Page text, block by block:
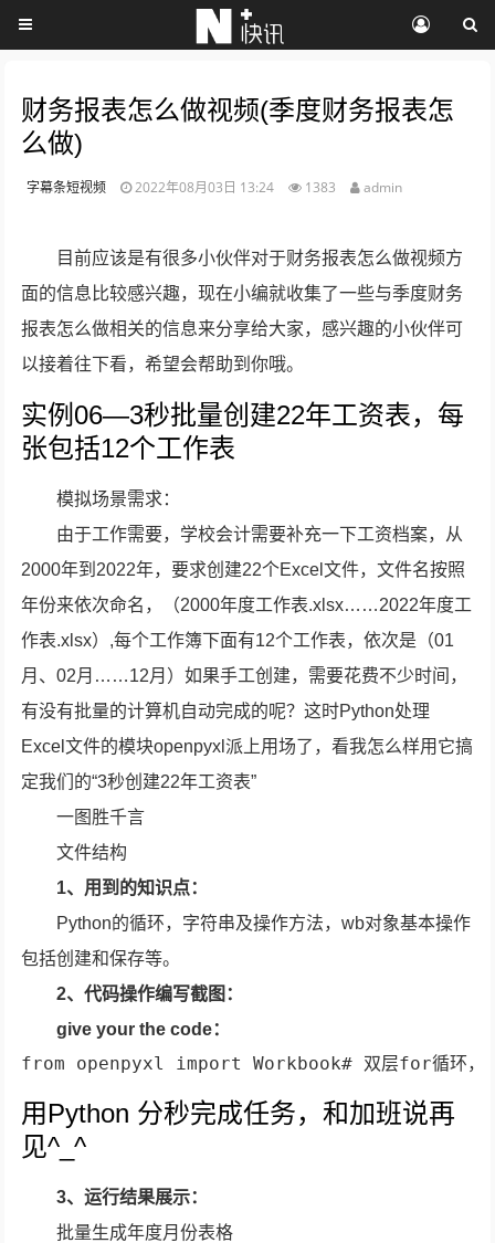
财务报表怎么做视频(季度财务报表怎
么做)
字幕条短视频 2022年08月03日 13:24 1383 admin
目前应该是有很多小伙伴对于财务报表怎么做视频方
面的信息比较感兴趣，现在小编就收集了一些与季度财务
报表怎么做相关的信息来分享给大家，感兴趣的小伙伴可
以接着往下看，希望会帮助到你哦。
实例06—3秒批量创建22年工资表，每
张包括12个工作表
模拟场景需求：
由于工作需要，学校会计需要补充一下工资档案，从
2000年到2022年，要求创建22个Excel文件，文件名按照
年份来依次命名，（2000年度工作表.xlsx……2022年度工
作表.xlsx）,每个工作簿下面有12个工作表，依次是（01
月、02月……12月）如果手工创建，需要花费不少时间，
有没有批量的计算机自动完成的呢？这时Python处理
Excel文件的模块openpyxl派上用场了，看我怎么样用它搞
定我们的“3秒创建22年工资表”
一图胜千言
文件结构
1、用到的知识点：
Python的循环，字符串及操作方法，wb对象基本操作
包括创建和保存等。
2、代码操作编写截图：
give your the code：
from openpyxl import Workbook# 双层for循环，
用Python 分秒完成任务，和加班说再
见^_^
3、运行结果展示：
批量生成年度月份表格